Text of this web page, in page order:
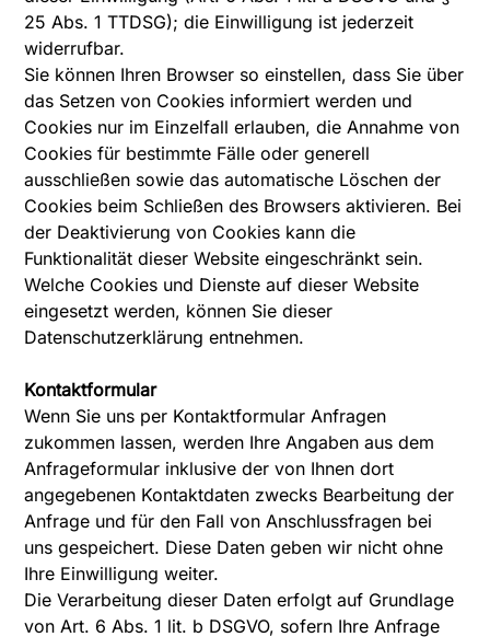
25 Abs. 1 TTDSG); die Einwilligung ist jederzeit
widerrufbar.
Sie können Ihren Browser so einstellen, dass Sie über
das Setzen von Cookies informiert werden und
Cookies nur im Einzelfall erlauben, die Annahme von
Cookies für bestimmte Fälle oder generell
ausschließen sowie das automatische Löschen der
Cookies beim Schließen des Browsers aktivieren. Bei
der Deaktivierung von Cookies kann die
Funktionalität dieser Website eingeschränkt sein.
Welche Cookies und Dienste auf dieser Website
eingesetzt werden, können Sie dieser
Datenschutzerklärung entnehmen.
Kontaktformular
Wenn Sie uns per Kontaktformular Anfragen
zukommen lassen, werden Ihre Angaben aus dem
Anfrageformular inklusive der von Ihnen dort
angegebenen Kontaktdaten zwecks Bearbeitung der
Anfrage und für den Fall von Anschlussfragen bei
uns gespeichert. Diese Daten geben wir nicht ohne
Ihre Einwilligung weiter.
Die Verarbeitung dieser Daten erfolgt auf Grundlage
von Art. 6 Abs. 1 lit. b DSGVO, sofern Ihre Anfrage